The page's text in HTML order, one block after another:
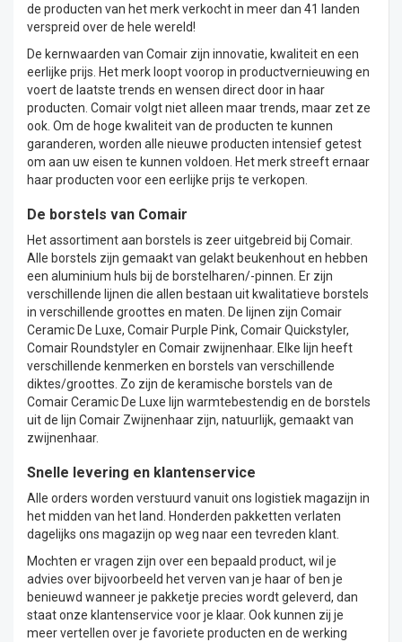
de producten van het merk verkocht in meer dan 41 landen
verspreid over de hele wereld!
De kernwaarden van Comair zijn innovatie, kwaliteit en een
eerlijke prijs. Het merk loopt voorop in productvernieuwing en
voert de laatste trends en wensen direct door in haar
producten. Comair volgt niet alleen maar trends, maar zet ze
ook. Om de hoge kwaliteit van de producten te kunnen
garanderen, worden alle nieuwe producten intensief getest
om aan uw eisen te kunnen voldoen. Het merk streeft ernaar
haar producten voor een eerlijke prijs te verkopen.
De borstels van Comair
Het assortiment aan borstels is zeer uitgebreid bij Comair.
Alle borstels zijn gemaakt van gelakt beukenhout en hebben
een aluminium huls bij de borstelharen/-pinnen. Er zijn
verschillende lijnen die allen bestaan uit kwalitatieve borstels
in verschillende groottes en maten. De lijnen zijn Comair
Ceramic De Luxe, Comair Purple Pink, Comair Quickstyler,
Comair Roundstyleren Comair zwijnenhaar. Elke lijn heeft
verschillende kenmerken en borstels van verschillende
diktes/groottes. Zo zijn de keramische borstels van de
Comair Ceramic De Luxe lijn warmtebestendig en de borstels
uit de lijn Comair Zwijnenhaar zijn, natuurlijk, gemaakt van
zwijnenhaar.
Snelle levering en klantenservice
Alle orders worden verstuurd vanuit ons logistiek magazijn in
het midden van het land. Honderden pakketten verlaten
dagelijks ons magazijn op weg naar een tevreden klant.
Mochten er vragen zijn over een bepaald product, wil je
advies over bijvoorbeeld het verven van je haar of ben je
benieuwd wanneer je pakketje precies wordt geleverd, dan
staat onze klantenservice voor je klaar. Ook kunnen zij je
meer vertellen over je favoriete producten en de werking